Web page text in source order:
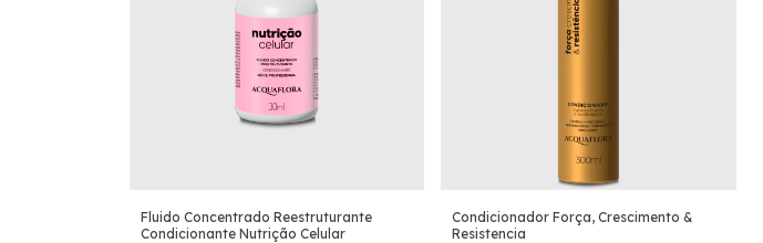
Fluido Concentrado Reestruturante
Condicionante Nutrição Celular
Condicionador Força, Crescimento &
Resistencia